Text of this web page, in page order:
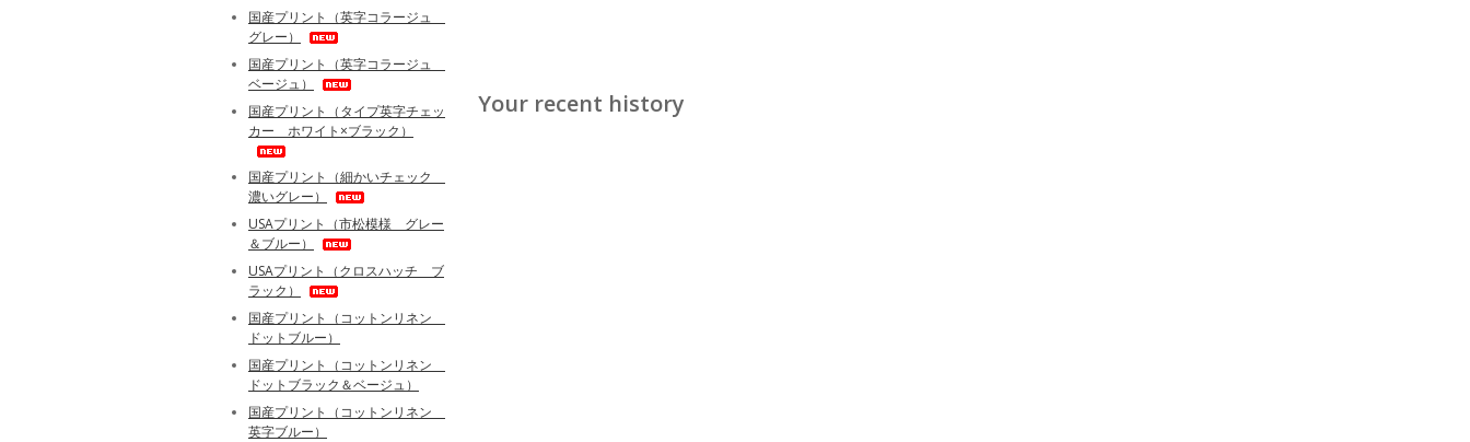
Your recent history
国産プリント（英字コラージュ
グレー）
国産プリント（英字コラージュ
ベージュ）
国産プリント（タイプ英字チェッ
カー ホワイト×ブラック）
国産プリント（細かいチェック
濃いグレー）
USAプリント（市松模様 グレー
＆ブルー）
USAプリント（クロスハッチ ブ
ラック）
国産プリント（コットンリネン
ドットブルー）
国産プリント（コットンリネン
ドットブラック＆ベージュ）
国産プリント（コットンリネン
英字ブルー）